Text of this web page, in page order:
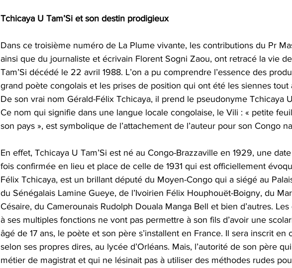
Tchicaya U Tam’Si et son destin prodigieux
Dans ce troisième numéro de La Plume vivante, les contributions du Pr
ainsi que du journaliste et écrivain Florent Sogni Zaou, ont retracé la vie
Tam’Si décédé le 22 avril 1988. L’on a pu comprendre l’essence des
grand poète congolais et les prises de position qui ont été les siennes tout
De son vrai nom Gérald-Félix Tchicaya, il prend le pseudonyme Tchicaya U
Ce nom qui signifie dans une langue locale congolaise, le Vili : « petite
son pays », est symbolique de l’attachement de l’auteur pour son Congo
En effet, Tchicaya U Tam’Si est né au Congo-Brazzaville en 1929, une
fois confirmée en lieu et place de celle de 1931 qui est officiellement
Félix Tchicaya, est un brillant député du Moyen-Congo qui a siégé au
du Sénégalais Lamine Gueye, de l’Ivoirien Félix Houphouët-Boigny, du
Césaire, du Camerounais Rudolph Douala Manga Bell et bien d’autres.
à ses multiples fonctions ne vont pas permettre à son fils d’avoir une
âgé de 17 ans, le poète et son père s’installent en France. Il sera inscrit en
selon ses propres dires, au lycée d’Orléans. Mais, l’autorité de son père
métier de magistrat et qui ne lésinait pas à utiliser des méthodes rudes